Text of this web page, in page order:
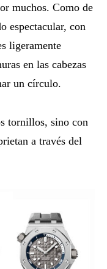
muchos. Como de
espectacular, con
ligeramente
en las cabezas
un círculo.
tornillos, sino con
a través del